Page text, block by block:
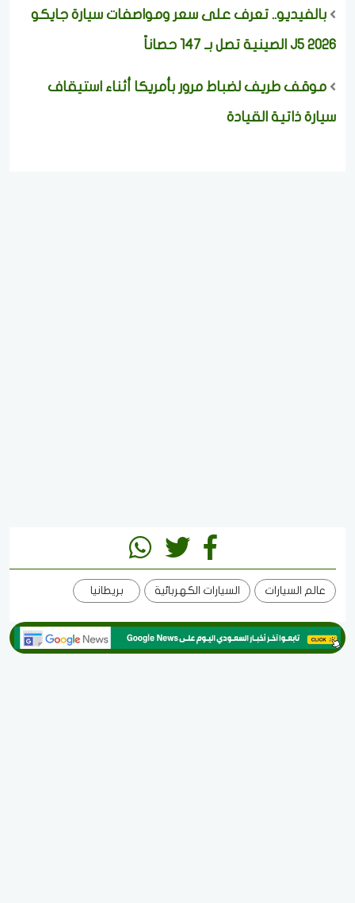
بالفيديو.. تعرف على سعر ومواصفات سيارة جايكو
J5 2026 الصينية تصل بـ 147 حصاناً
موقف طريف لضباط مرور بأمريكا أثناء استيقاف
سيارة ذاتية القيادة
عالم السيارات السيارات الكهربائية بريطانيا